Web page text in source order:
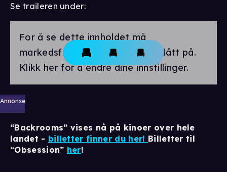
Se traileren under:
For å se dette innholdet må
markedsførings-cookies være slått på.
Klikk her for å endre dine innstillinger.
Annonse
“Backrooms” vises nå på kinoer over hele
landet - billetter finner du her! Billetter til
“Obsession” her!